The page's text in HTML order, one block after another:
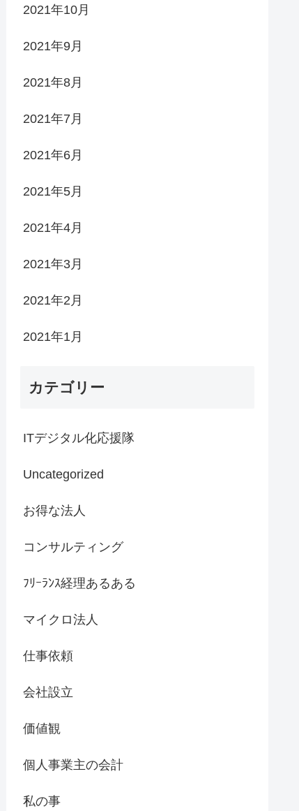
2021年10月
2021年9月
2021年8月
2021年7月
2021年6月
2021年5月
2021年4月
2021年3月
2021年2月
2021年1月
カテゴリー
ITデジタル化応援隊
Uncategorized
お得な法人
コンサルティング
ﾌﾘｰﾗﾝｽ経理あるある
マイクロ法人
仕事依頼
会社設立
価値観
個人事業主の会計
私の事